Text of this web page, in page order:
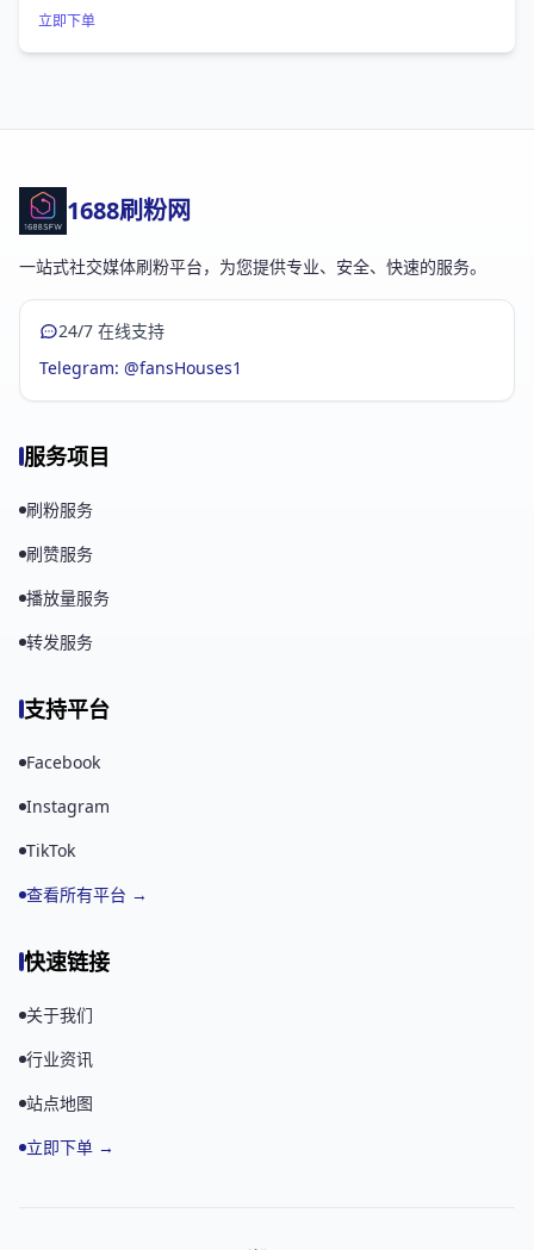
立即下单
1688刷粉网
一站式社交媒体刷粉平台，为您提供专业、安全、快速的服务。
24/7 在线支持
Telegram: @fansHouses1
服务项目
刷粉服务
刷赞服务
播放量服务
转发服务
支持平台
Facebook
Instagram
TikTok
查看所有平台 →
快速链接
关于我们
行业资讯
站点地图
立即下单 →